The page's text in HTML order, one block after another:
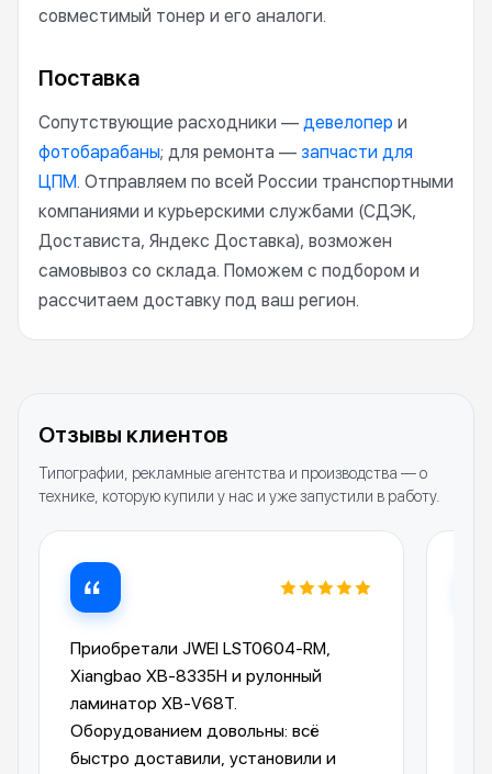
совместимый тонер и его аналоги.
Поставка
Сопутствующие расходники — девелопер и
фотобарабаны; для ремонта — запчасти для
ЦПМ. Отправляем по всей России транспортными
компаниями и курьерскими службами (СДЭК,
Достависта, Яндекс Доставка), возможен
самовывоз со склада. Поможем с подбором и
рассчитаем доставку под ваш регион.
Отзывы клиентов
Типографии, рекламные агентства и производства — о
технике, которую купили у нас и уже запустили в работу.
Приобретали JWEI LST0604-RM,
Xiangbao XB-8335H и рулонный
ламинатор XB-V68T.
Оборудованием довольны: всё
быстро доставили, установили и